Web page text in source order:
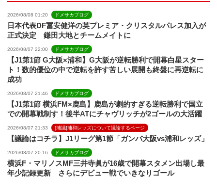
2026/08/08 01:20 ドメサカブログ
日本代表DF冨安健洋の英プレミア・クリスタルパレス加入が
正式決定 鎌田大地とチームメイトに
2026/08/07 22:00 ドメサカブログ
【J1第1節 G大阪×浦和】G大阪が逆転勝利で開幕白星スター
ト！数的優位の中で逆転を許す苦しい展開も終盤に再逆転に
成功
2026/08/07 21:46 ドメサカブログ
【J1第1節 横浜FM×鹿島】鹿島が劇的すぎる逆転勝利で国立
での開幕戦制す！後半ATにチャヴリッチが2ゴールの大活躍
2026/08/07 21:33 [浦議]浦和レッズについて議論するページ
【議論はコチラ】J1リーグ第1節「ガンバ大阪vs浦和レッズ」
2026/08/07 20:16 ドメサカブログ
横浜F・マリノスMF三井寺眞が16歳で開幕スタメン出場し最
年少記録更新 さらにデビュー戦でいきなりゴール